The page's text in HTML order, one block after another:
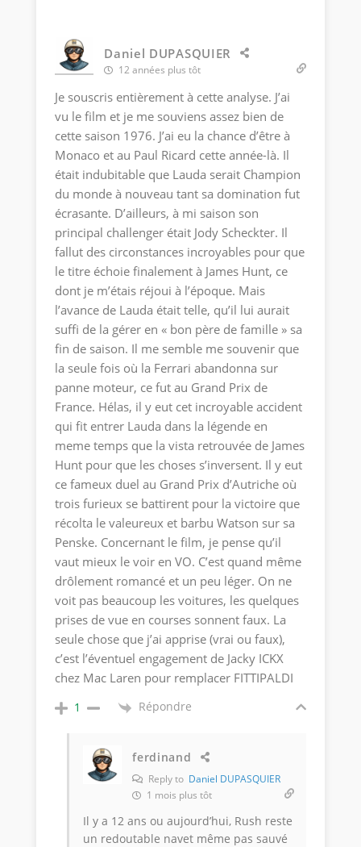
Daniel DUPASQUIER
12 années plus tôt
Je souscris entièrement à cette analyse. J’ai
vu le film et je me souviens assez bien de
cette saison 1976. J’ai eu la chance d’être à
Monaco et au Paul Ricard cette année-là. Il
était indubitable que Lauda serait Champion
du monde à nouveau tant sa domination fut
écrasante. D’ailleurs, à mi saison son
principal challenger était Jody Scheckter. Il
fallut des circonstances incroyables pour que
le titre échoie finalement à James Hunt, ce
dont je m’étais réjoui à l’époque. Mais
l’avance de Lauda était telle, qu’il lui aurait
suffi de la gérer en « bon père de famille » sa
fin de saison. Il me semble me souvenir que
la seule fois où la Ferrari abandonna sur
panne moteur, ce fut au Grand Prix de
France. Hélas, il y eut cet incroyable accident
qui fit entrer Lauda dans la légende en
meme temps que la vista retrouvée de James
Hunt pour que les choses s’inversent. Il y eut
ce fameux duel au Grand Prix d’Autriche où
trois furieux se battirent pour la victoire que
récolta le valeureux et barbu Watson sur sa
Penske. Concernant le film, je pense qu’il
vaut mieux le voir en VO. C’est quand même
drôlement romancé et un peu léger. On ne
voit pas beaucoup les voitures, les quelques
prises de vue en courses sonnent faux. La
seule chose que j’ai apprise (vrai ou faux),
c’est l’éventuel engagement de Jacky ICKX
chez Mac Laren pour remplacer FITTIPALDI
1 Répondre
ferdinand
Reply to Daniel DUPASQUIER
1 mois plus tôt
Il y a 12 ans ou aujourd’hui, Rush reste
un redoutable navet même pas sauvé